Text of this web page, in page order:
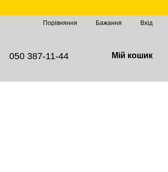
Порівняння Бажання Вхід
050 387-11-44 Мій кошик